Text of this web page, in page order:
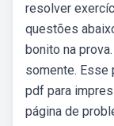
resolver
questões
bonito na
somente. Esse
pdf para
página de